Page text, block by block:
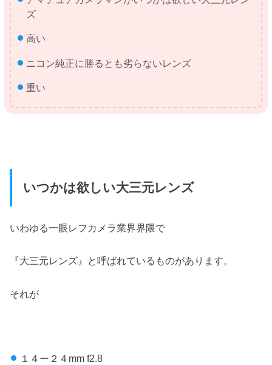
ズ
高い
ニコン純正に勝るとも劣らないレンズ
重い
いつかは欲しい大三元レンズ
いわゆる一眼レフカメラ業界界隈で
『大三元レンズ』と呼ばれているものがあります。
それが
１４ー２４mm f2.8